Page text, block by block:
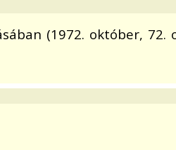
(1972. október,